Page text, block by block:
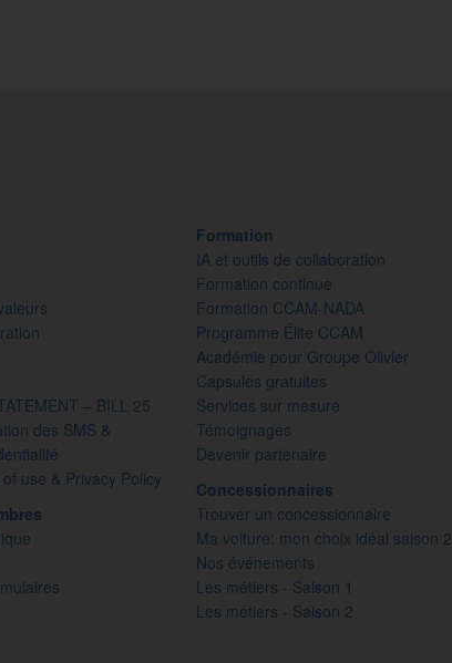
– BILL 25
des SMS &
use & Privacy Policy
Formation
IA et outils de collaboration
Formation continue
Formation CCAM-NADA
Programme Élite CCAM
Académie pour Groupe Olivier
Capsules gratuites
Services sur mesure
Témoignages
Devenir partenaire
Concessionnaires
Trouver un concessionnaire
Ma voiture: mon choix idéal saison 2
Nos événements
Les métiers - Saison 1
Les métiers - Saison 2